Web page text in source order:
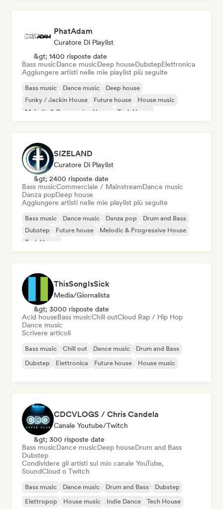
PhatAdam
Curatore Di Playlist
&gt; 1400 risposte date
Bass musicDance musicDeep houseDubstepElettronica
Aggiungere artisti nelle mie playlist più seguite
Bass music Dance music
Deep house
Funky / Jackin House
Future house
House music
Melodic & Progressive House
Tech House
SIZELAND
Curatore Di Playlist
&gt; 2400 risposte date
Bass musicCommerciale / MainstreamDance music
Danza popDeep house
Aggiungere artisti nelle mie playlist più seguite
Bass music Dance music Danza pop
Drum and Bass
Dubstep
Future house
Melodic & Progressive House
Tech House
ThisSongIsSick
Media/Giornalista
&gt; 3000 risposte date
Acid houseBass musicChill outCloud Rap / Hip Hop
Dance music
Scrivere articoli
Bass music Chill out Dance music
Drum and Bass
Dubstep
Elettronica Future house House music
CDCVLOGS / Chris Candela
Canale Youtube/Twitch
&gt; 300 risposte date
Bass musicDance musicDeep houseDrum and Bass
Dubstep
Condividere gli artisti sul mio canale YouTube,
SoundCloud o Twitch
Bass music Dance music Drum and Bass
Dubstep
Elettropop
House music Indie Dance Tech House